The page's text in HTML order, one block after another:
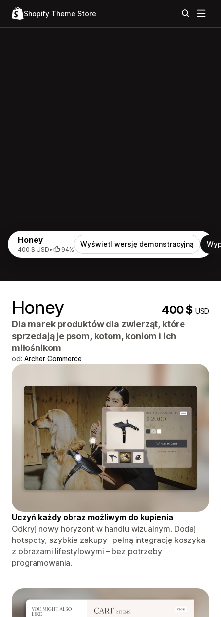
Shopify Theme Store
Honey
400 $ USD• 94%
Wyświetl wersję demonstracyjną
Honey 400 $USD
Dla marek produktów dla zwierząt, które
sprzedają je psom, kotom, koniom i ich
miłośnikom
od: Archer Commerce
Uczyń każdy obraz możliwym do kupienia
Odkryj nowy horyzont w handlu wizualnym. Dodaj
hotspoty, szybkie zakupy i pełną integrację koszyka
z obrazami lifestylowymi – bez potrzeby
programowania.